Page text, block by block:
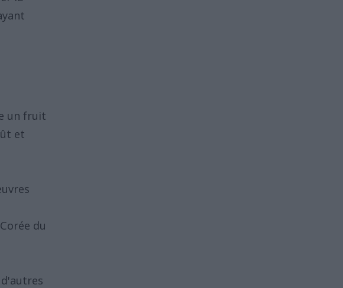
un fruit
et
du